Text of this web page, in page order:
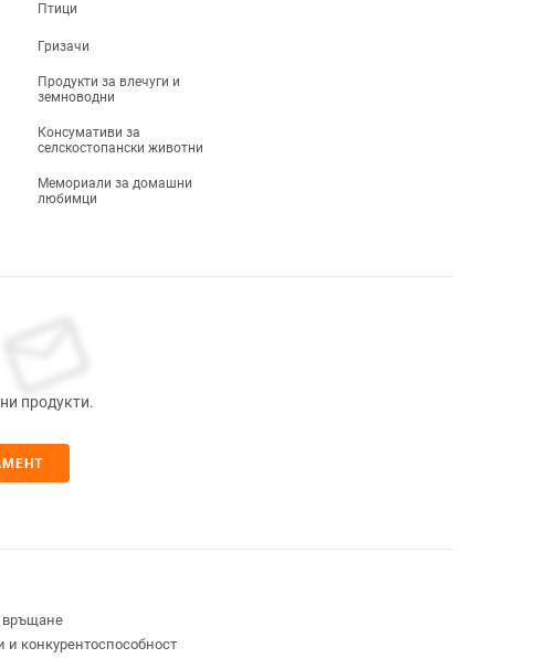
Птици
Гризачи
Продукти за влечуги и
земноводни
Консумативи за
селскостопански животни
Мемориали за домашни
любимци
продукти.
връщане
конкурентоспособност